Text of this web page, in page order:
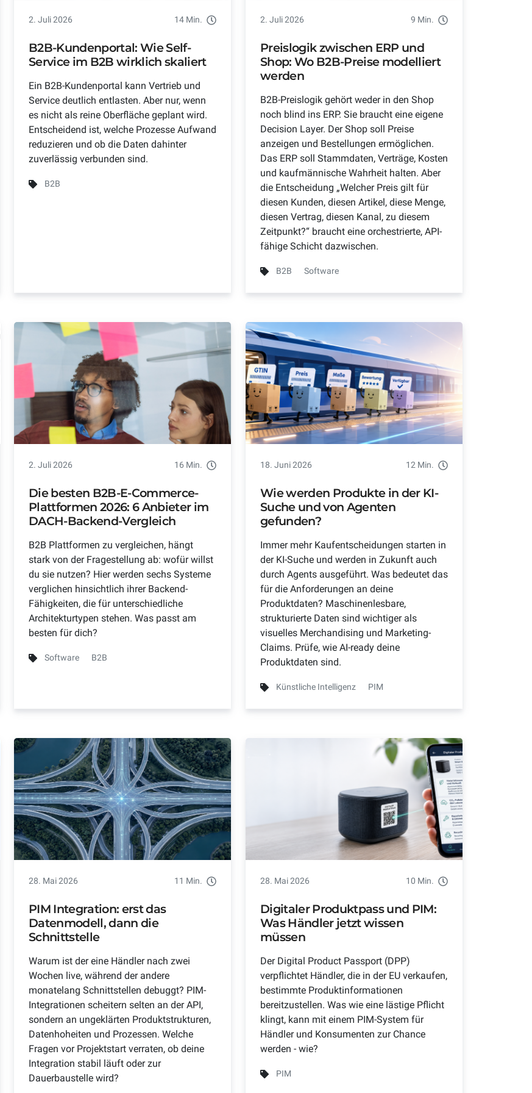
2. Juli 2026 14 Min.
B2B-Kundenportal: Wie Self-
Service im B2B wirklich skaliert
Ein B2B-Kundenportal kann Vertrieb und
Service deutlich entlasten. Aber nur, wenn
es nicht als reine Oberfläche geplant wird.
Entscheidend ist, welche Prozesse Aufwand
reduzieren und ob die Daten dahinter
zuverlässig verbunden sind.
B2B
2. Juli 2026 9 Min.
Preislogik zwischen ERP und
Shop: Wo B2B-Preise modelliert
werden
B2B-Preislogik gehört weder in den Shop
noch blind ins ERP. Sie braucht eine eigene
Decision Layer. Der Shop soll Preise
anzeigen und Bestellungen ermöglichen.
Das ERP soll Stammdaten, Verträge, Kosten
und kaufmännische Wahrheit halten. Aber
die Entscheidung „Welcher Preis gilt für
diesen Kunden, diesen Artikel, diese Menge,
diesen Vertrag, diesen Kanal, zu diesem
Zeitpunkt?“ braucht eine orchestrierte, API-
fähige Schicht dazwischen.
B2B Software
2. Juli 2026 16 Min.
Die besten B2B-E-Commerce-
Plattformen 2026: 6 Anbieter im
DACH-Backend-Vergleich
B2B Plattformen zu vergleichen, hängt
stark von der Fragestellung ab: wofür willst
du sie nutzen? Hier werden sechs Systeme
verglichen hinsichtlich ihrer Backend-
Fähigkeiten, die für unterschiedliche
Architekturtypen stehen. Was passt am
besten für dich?
Software B2B
18. Juni 2026 12 Min.
Wie werden Produkte in der KI-
Suche und von Agenten
gefunden?
Immer mehr Kaufentscheidungen starten in
der KI-Suche und werden in Zukunft auch
durch Agents ausgeführt. Was bedeutet das
für die Anforderungen an deine
Produktdaten? Maschinenlesbare,
strukturierte Daten sind wichtiger als
visuelles Merchandising und Marketing-
Claims. Prüfe, wie AI-ready deine
Produktdaten sind.
Künstliche Intelligenz PIM
28. Mai 2026 11 Min.
PIM Integration: erst das
Datenmodell, dann die
Schnittstelle
Warum ist der eine Händler nach zwei
Wochen live, während der andere
monatelang Schnittstellen debuggt? PIM-
Integrationen scheitern selten an der API,
sondern an ungeklärten Produktstrukturen,
Datenhoheiten und Prozessen. Welche
Fragen vor Projektstart verraten, ob deine
Integration stabil läuft oder zur
Dauerbaustelle wird?
28. Mai 2026 10 Min.
Digitaler Produktpass und PIM:
Was Händler jetzt wissen
müssen
Der Digital Product Passport (DPP)
verpflichtet Händler, die in der EU verkaufen,
bestimmte Produktinformationen
bereitzustellen. Was wie eine lästige Pflicht
klingt, kann mit einem PIM-System für
Händler und Konsumenten zur Chance
werden - wie?
PIM